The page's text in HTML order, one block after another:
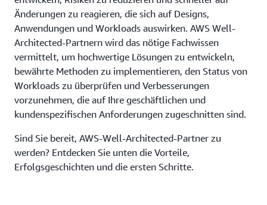
Änderungen zu reagieren, die sich auf Designs,
Anwendungen und Workloads auswirken. AWS Well-
Architected-Partnern wird das nötige Fachwissen
vermittelt, um hochwertige Lösungen zu entwickeln,
bewährte Methoden zu implementieren, den Status von
Workloads zu überprüfen und Verbesserungen
vorzunehmen, die auf Ihre geschäftlichen und
kundenspezifischen Anforderungen zugeschnitten sind.
Sind Sie bereit, AWS-Well-Architected-Partner zu
werden? Entdecken Sie unten die Vorteile,
Erfolgsgeschichten und die ersten Schritte.